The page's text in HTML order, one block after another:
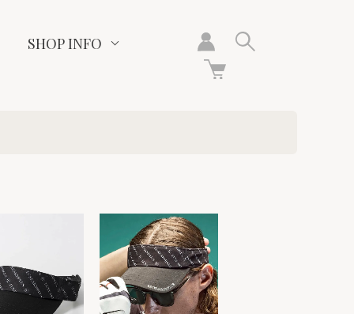
SHOP INFO